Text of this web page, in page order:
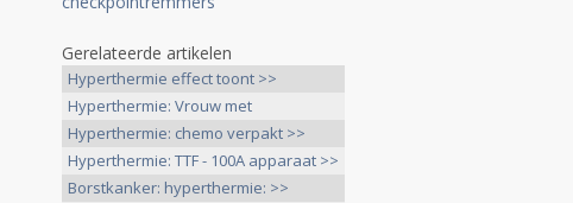
Gerelateerde artikelen
Hyperthermie effect toont >>
Hyperthermie: Vrouw met
uitgezaaide >>
Hyperthermie: chemo verpakt >>
Hyperthermie: TTF - 100A apparaat >>
Borstkanker: hyperthermie: >>